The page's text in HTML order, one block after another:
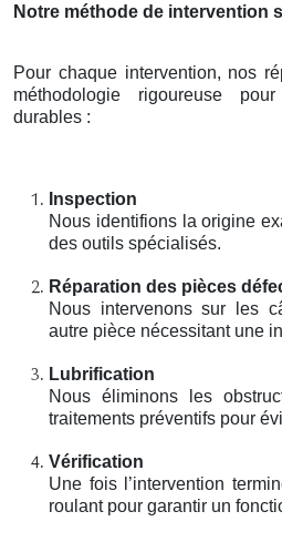
Notre méthode de intervention
Pour chaque intervention, nos
méthodologie rigoureuse
durables :
Inspection
Nous identifions la origine
des outils spécialisés.
Réparation des pièces
Nous intervenons sur les
autre pièce nécessitant une
Lubrification
Nous éliminons les
traitements préventifs pour
Vérification
Une fois l’intervention
roulant pour garantir un